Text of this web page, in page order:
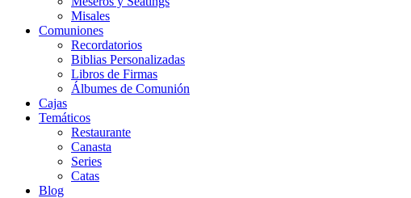
Misales
Comuniones
Recordatorios
Biblias Personalizadas
Libros de Firmas
Álbumes de Comunión
Cajas
Temáticos
Restaurante
Canasta
Series
Catas
Blog